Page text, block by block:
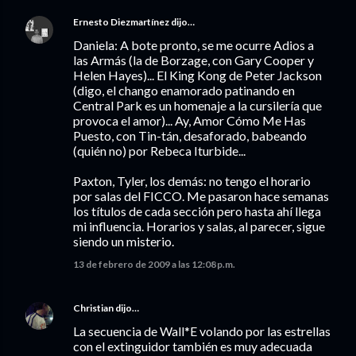
Ernesto Diezmartínez dijo…
Daniela: A bote pronto, se me ocurre Adios a
las Armás (la de Borzage, con Gary Cooper y
Helen Hayes)... El King Kong de Peter Jackson
(digo, el chango enamorado patinando en
Central Park es un homenaje a la cursilería que
provoca el amor)... Ay, Amor Cómo Me Has
Puesto, con Tin-tán, desaforado, babeando
(quién no) por Rebeca Iturbide...
Paxton, Tyler, los demás: no tengo el horario
por salas del FICCO. Me pasaron hace semanas
los títulos de cada sección pero hasta ahí llega
mi influencia. Horarios y salas, al parecer, sigue
siendo un misterio.
13 de febrero de 2009 a las 12:08 p.m.
Christian dijo…
La secuencia de Wall*E volando por las estrellas
con el extinguidor también es muy adecuada